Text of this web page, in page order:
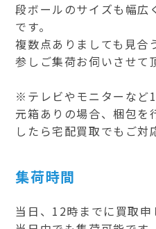
段ボールのサイズも幅広
です。
複数点ありましても見合
参しご集荷お伺いさせて
※テレビやモニターなど
元箱ありの場合、梱包を
したら宅配買取でもご対
集荷時間
当日、12時までに買取